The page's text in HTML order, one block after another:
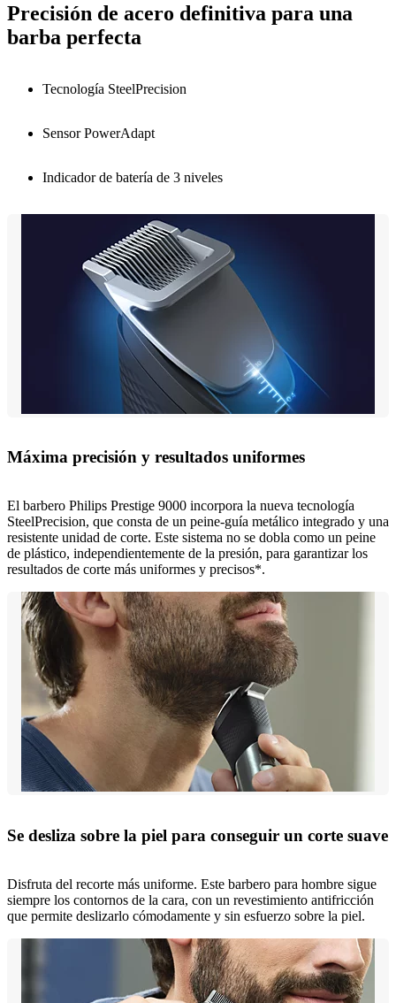
Precisión de acero definitiva para una
barba perfecta
Tecnología SteelPrecision
Sensor PowerAdapt
Indicador de batería de 3 niveles
Máxima precisión y resultados uniformes
El barbero Philips Prestige 9000 incorpora la nueva tecnología
SteelPrecision, que consta de un peine-guía metálico integrado y una
resistente unidad de corte. Este sistema no se dobla como un peine
de plástico, independientemente de la presión, para garantizar los
resultados de corte más uniformes y precisos*.
Se desliza sobre la piel para conseguir un corte suave
Disfruta del recorte más uniforme. Este barbero para hombre sigue
siempre los contornos de la cara, con un revestimiento antifricción
que permite deslizarlo cómodamente y sin esfuerzo sobre la piel.